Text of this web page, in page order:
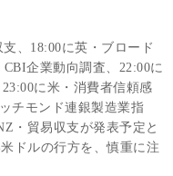
、18:00に英・ブロード
企業動向調査、22:00に
に米・消費者信頼感
チモンド連銀製造業指
・貿易収支が発表予定と
ドルの行方を、慎重に注